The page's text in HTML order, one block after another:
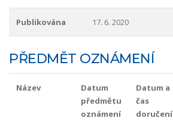
Publikována 17. 6. 2020
PŘEDMĚT OZNÁMENÍ
Název
Datum
předmětu
oznámení
Datum a
čas
doručení